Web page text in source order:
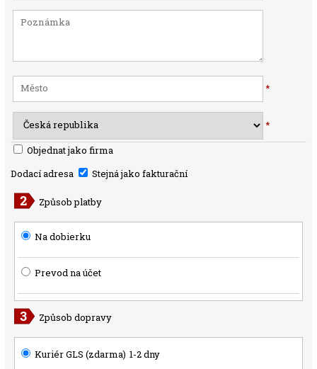
*
*
Objednat jako firma
Dodací adresa
Stejná jako fakturační
Způsob platby
Na dobierku
Prevod na účet
Způsob dopravy
Kuriér GLS (zdarma) 1-2 dny